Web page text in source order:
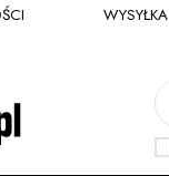
WYSYŁKA